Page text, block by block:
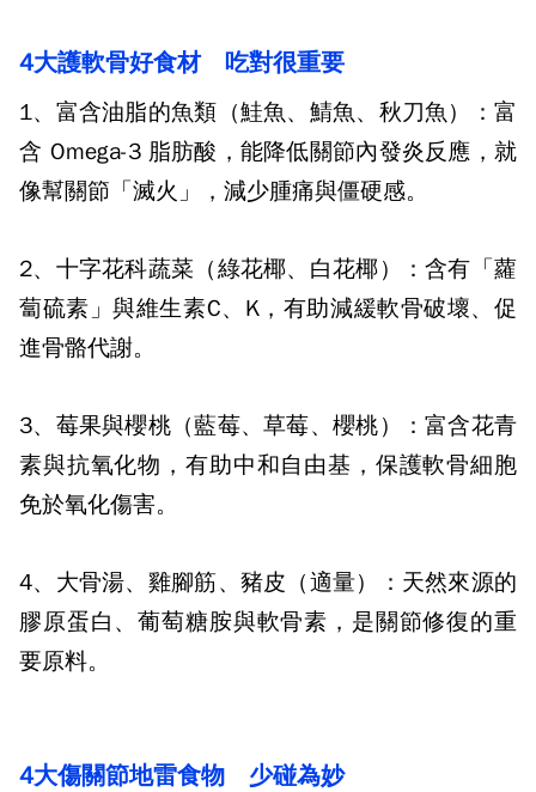
4大護軟骨好食材 吃對很重要
1、富含油脂的魚類（鮭魚、鯖魚、秋刀魚）： 富
含 Omega-3 脂肪酸，能降低關節內發炎反應，就
像幫關節「滅火」，減少腫痛與僵硬感。
2、十字花科蔬菜（綠花椰、白花椰）：含有「蘿
蔔硫素」與維生素C、K，有助減緩軟骨破壞、促
進骨骼代謝。
3、莓果與櫻桃（藍莓、草莓、櫻桃）：富含花青
素與抗氧化物，有助中和自由基，保護軟骨細胞
免於氧化傷害。
4、大骨湯、雞腳筋、豬皮（適量）： 天然來源的
膠原蛋白、葡萄糖胺與軟骨素，是關節修復的重
要原料。
4大傷關節地雷食物 少碰為妙